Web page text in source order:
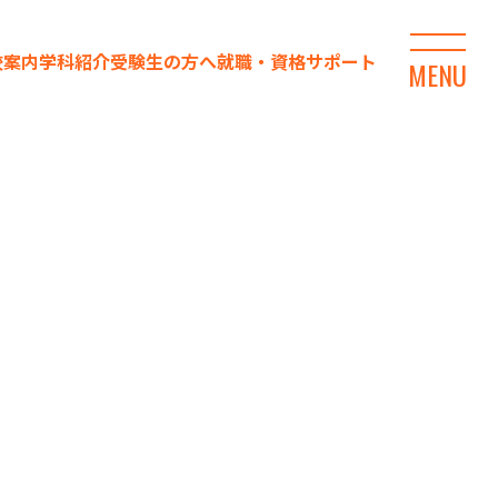
内学科紹介受験生の方へ就職・資格サポート MENU